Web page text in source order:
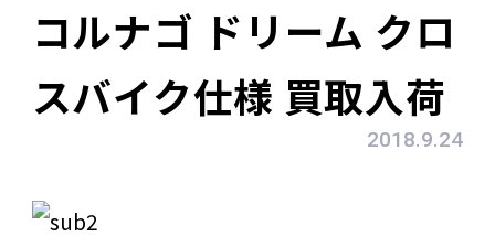
コルナゴ ドリーム クロ
スバイク仕様 買取入荷
2018.9.24